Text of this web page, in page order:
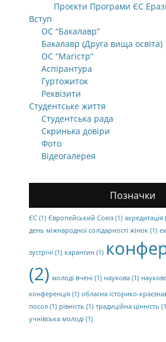
Проєкти Програми ЄС
Вступ
ОС “Бакалавр”
Бакалавр (Друга вища освіта)
ОС “Магістр”
Аспірантура
Гуртожиток
Реквізити
Студентське життя
Студентська рада
Скринька довіри
Фото
Відеогалерея
Позначки
ЄС (1) Європейський Союз (1) акредитація
день міжнародної солідарності жінок (1)
зустрічі (1) карантин (1)
(2) молоді вчені (1) наукова (1)
конференція (1) обласна історико-
посол (1) рівність (1) традиційна цінність
учнівська молоді (1)